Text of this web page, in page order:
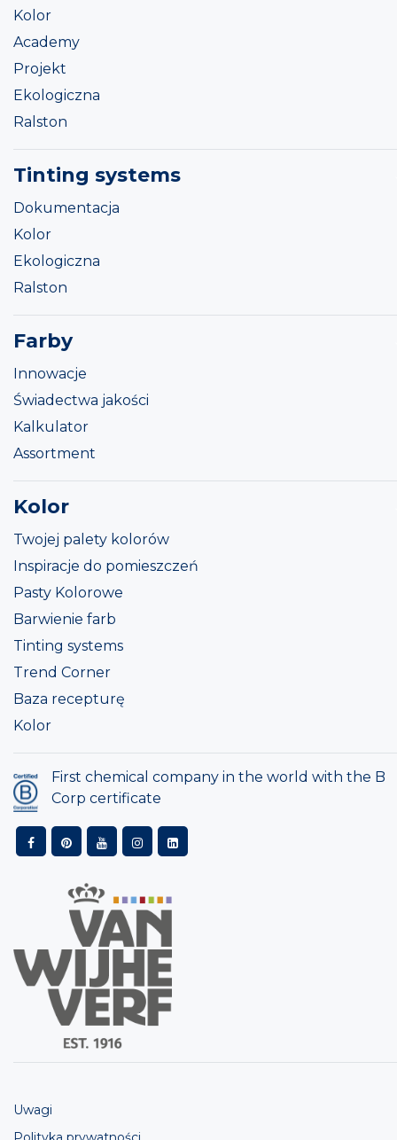
Kolor
Academy
Projekt
Ekologiczna
Ralston
Tinting systems
Dokumentacja
Kolor
Ekologiczna
Ralston
Farby
Innowacje
Świadectwa jakości
Kalkulator
Assortment
Kolor
Twojej palety kolorów
Inspiracje do pomieszczeń
Pasty Kolorowe
Barwienie farb
Tinting systems
Trend Corner
Baza recepturę
Kolor
First chemical company in the world with the B
Corp certificate
Uwagi